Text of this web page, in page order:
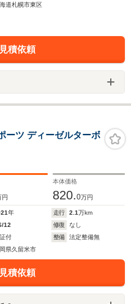
道札幌市東区
積依頼
ツ ディーゼルターボ
円
本体価格
820.0万円
年 走行 2.1万km
12 修復
なし
付 整備
法定整備無
県久留米市
積依頼